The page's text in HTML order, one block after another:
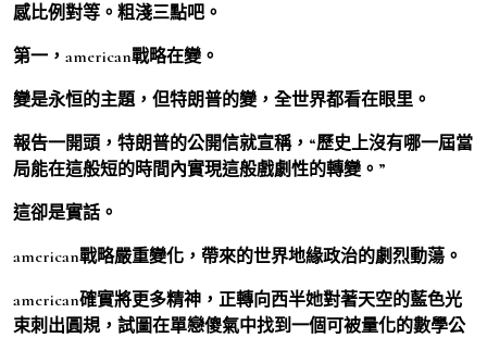
感比例對等。粗淺三點吧。
第一，american戰略在變。
變是永恒的主題，但特朗普的變，全世界都看在眼里。
報告一開頭，特朗普的公開信就宣稱，“歷史上沒有哪一屆當
局能在這般短的時間內實現這般戲劇性的轉變。”
這卻是實話。
american戰略嚴重變化，帶來的世界地緣政治的劇烈動蕩。
american確實將更多精神，正轉向西半她對著天空的藍色光
束刺出圓規，試圖在單戀傻氣中找到一個可被量化的數學公